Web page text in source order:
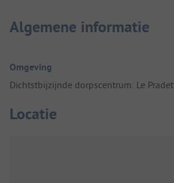
Algemene informatie
Omgeving
Dichtstbijzijnde dorpscentrum: Le Pradet
Locatie